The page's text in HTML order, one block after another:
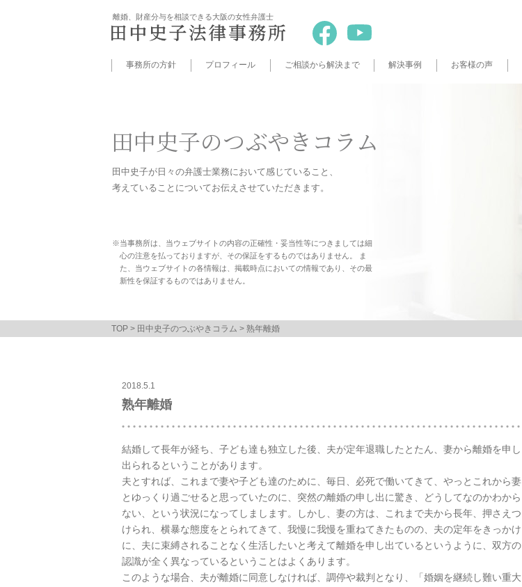
離婚、財産分与を相談できる大阪の女性弁護士
事務所の方針 プロフィール ご相談から解決まで 解決事例 お客様の声
田中史子のつぶやきコラム
田中史子が日々の弁護士業務において感じていること、
考えていることについてお伝えさせていただきます。
※当事務所は、当ウェブサイトの内容の正確性・妥当性等につきましては細
心の注意を払っておりますが、その保証をするものではありません。 ま
た、当ウェブサイトの各情報は、掲載時点においての情報であり、その最
新性を保証するものではありません。
TOP > 田中史子のつぶやきコラム > 熟年離婚
2018.5.1
熟年離婚
結婚して長年が経ち、子ども達も独立した後、夫が定年退職したとたん、妻から離婚を申し
出られるということがあります。
夫とすれば、これまで妻や子ども達のために、毎日、必死で働いてきて、やっとこれから妻
とゆっくり過ごせると思っていたのに、突然の離婚の申し出に驚き、どうしてなのかわから
ない、という状況になってしまします。しかし、妻の方は、これまで夫から長年、押さえつ
けられ、横暴な態度をとられてきて、我慢に我慢を重ねてきたものの、夫の定年をきっかけ
に、夫に束縛されることなく生活したいと考えて離婚を申し出ているというように、双方の
認識が全く異なっているということはよくあります。
このような場合、夫が離婚に同意しなければ、調停や裁判となり、「婚姻を継続し難い重大